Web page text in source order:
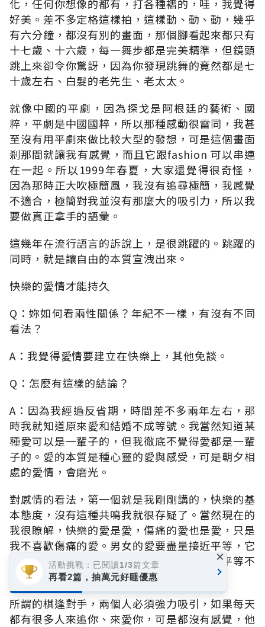
化，任何你想像的都有，打各種褶的，哇，我覺得
好美。差不多定格這樣拍，這樣動、動、動，幾乎
有六分鐘，都沒有別的畫面，那個腳看起來都只有
十七歲、十六歲，每一舞步都是完美精準，但鏡頭
跳上來卻令你驚訝，因為你發現跳舞的竟然都是七
十歲左右、白髮的老先生、老太太。
就像中國的平劇，因為探戈是阿根廷的藝術、國
粹，平劇是中國國粹，所以那種感動很雷同，我甚
至沒有用平劇來做比較大型的發想，可是這個畫面
剎那間就讓我有感覺，而且它跟fashion 可以串連
在一起。所以1999年春夏，大家還覺得很奇怪，
因為那時正大吹極簡風，我沒有追尋極簡，我感覺
不適合，極簡對我並沒有那麼大的吸引力，所以我
要做真正拿手的語彙。
這幾年在流行語言的訴說上，是很跳躍的。跳躍的
同時，就是讓自由的本質宣洩出來。
快樂的愛情才能持久
Q：妳如何看兩性關係？年紀不一樣，有沒有不同
看法？
A：我覺得愛情要建立在快樂上，其他免談。
Q：怎麼有這樣的結論？
A：因為我經過反省期，時間差不多兩年左右，那
時我就知道原來愛和結婚不成等號。我當然知道某
種愛可以是一輩子的，但我徹底不覺得愛都是一輩
子的。愛的本質是種心靈的愛與感受，可是朝夕相
處的愛情，會磨光。
對感情的看法，第一個就是我剛剛講的，快樂的基
本態度，沒有這種共鳴我就很存疑了。當然現在的
我很瞭解，快樂的愛是愛，傷痛的愛也是愛，只是
我不喜歡傷痛的愛。男女的愛要盡量接近平等，它
永遠不平等，可是要盡量接近。一旦過度不平等不
可能會有很好的愛情。
所謂的棋逢對手，兩個人必須強力吸引，如果每天
都有很多人來追你、來愛你，可是都沒有感覺，他
活動挑戰：已閱讀1/3篇文章
再看2篇，抽萬元好睡優惠
×